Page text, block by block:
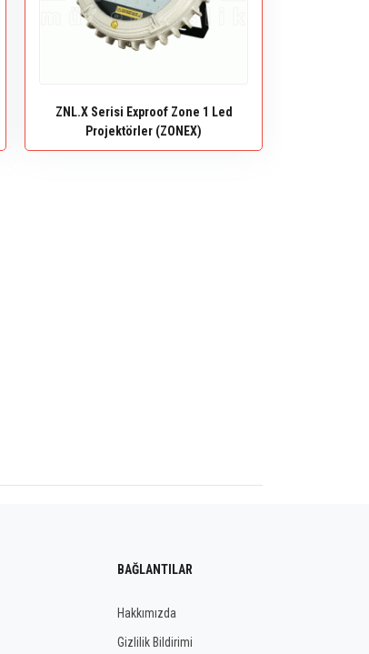
ZNL.X Serisi Exproof Zone 1 Led
Projektörler (ZONEX)
BAĞLANTILAR
Hakkımızda
Gizlilik Bildirimi